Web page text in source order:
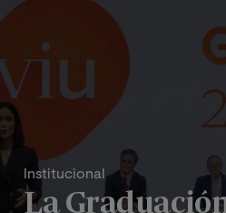
Institucional
La